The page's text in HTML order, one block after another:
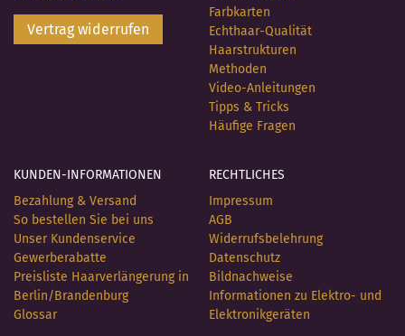
Vertrag widerrufen
Farbkarten
Echthaar-Qualität
Haarstrukturen
Methoden
Video-Anleitungen
Tipps & Tricks
Häufige Fragen
KUNDEN-INFORMATIONEN
Bezahlung & Versand
So bestellen Sie bei uns
Unser Kundenservice
Gewerberabatte
Preisliste Haarverlängerung in
Berlin/Brandenburg
Glossar
RECHTLICHES
Impressum
AGB
Widerrufsbelehrung
Datenschutz
Bildnachweise
Informationen zu Elektro- und
Elektronikgeräten